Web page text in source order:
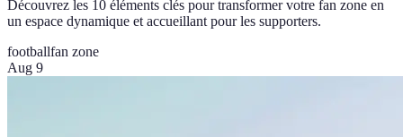
Découvrez les 10 éléments clés pour transformer votre fan zone en
un espace dynamique et accueillant pour les supporters.
footballfan zone
Aug 9